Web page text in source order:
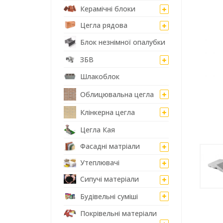
Керамічні блоки
Цегла рядова
Блок незнімної опалубки
ЗБВ
Шлакоблок
Облицювальна цегла
Клінкерна цегла
Цегла Кая
Фасадні матріали
Утеплювачі
Сипучі матеріали
Будівельні суміші
Покрівельні матеріали